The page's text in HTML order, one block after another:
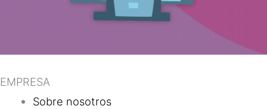
EMPRESA
Sobre nosotros